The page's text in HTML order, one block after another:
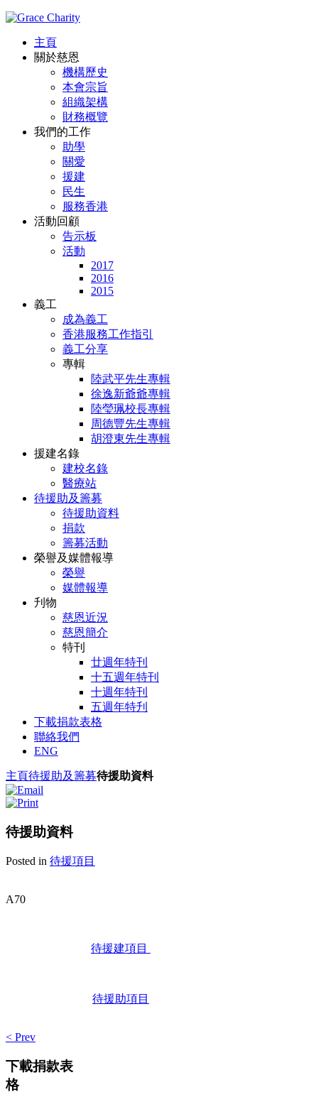
主頁
關於慈恩
機構歷史
本會宗旨
組織架構
財務概覽
我們的工作
助學
關愛
援建
民生
服務香港
活動回顧
告示板
活動
2017
2016
2015
義工
成為義工
香港服務工作指引
義工分享
專輯
陸武平先生專輯
徐逸新爺爺專輯
陸瑩珮校長專輯
周德豐先生專輯
胡澄東先生專輯
援建名錄
建校名錄
醫療站
待援助及籌募
待援助資料
捐款
籌募活動
榮譽及媒體報導
榮譽
媒體報導
刋物
慈恩近況
慈恩簡介
特刊
廿週年特刊
十五週年特刊
十週年特刊
五週年特刋
下載捐款表格
聯絡我們
ENG
主頁待援助及籌募待援助資料
待援助資料
Posted in 待援項目
A70
待援建項目
待援助項目
< Prev
下載捐款表
格